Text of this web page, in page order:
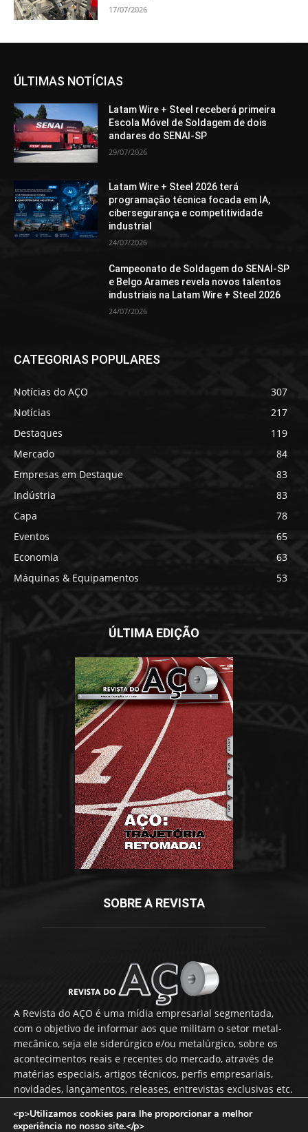
17/07/2026
ÚLTIMAS NOTÍCIAS
Latam Wire + Steel receberá primeira
Escola Móvel de Soldagem de dois
andares do SENAI-SP
29/07/2026
Latam Wire + Steel 2026 terá
programação técnica focada em IA,
cibersegurança e competitividade
industrial
24/07/2026
Campeonato de Soldagem do SENAI-SP
e Belgo Arames revela novos talentos
industriais na Latam Wire + Steel 2026
24/07/2026
CATEGORIAS POPULARES
Notícias do AÇO
307
Notícias
217
Destaques
119
Mercado
84
Empresas em Destaque
83
Indústria
83
Capa
78
Eventos
65
Economia
63
Máquinas & Equipamentos
53
ÚLTIMA EDIÇÃO
SOBRE A REVISTA
A Revista do AÇO é uma mídia empresarial segmentada,
com o objetivo de informar aos que militam o setor metal-
mecânico, seja ele siderúrgico e/ou metalúrgico, sobre os
acontecimentos reais e recentes do mercado, através de
matérias especiais, artigos técnicos, perfis empresariais,
novidades, lançamentos, releases, entrevistas exclusivas etc.
Fale Conosco: vendas@revistadoaco.com.br
<p>Utilizamos cookies para lhe proporcionar a melhor
experiência no nosso site.</p>